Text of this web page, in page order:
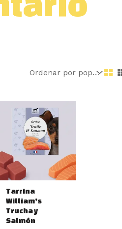
Tarrina
William’s
Trucha y
Salmón